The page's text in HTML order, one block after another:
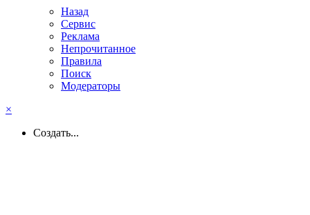
Назад
Сервис
Реклама
Непрочитанное
Правила
Поиск
Модераторы
×
Создать...